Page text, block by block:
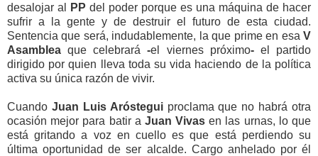
desalojar al
PP del poder porque es una máquina de hacer
sufrir a la gente y de destruir el futuro de esta ciudad.
Sentencia que será, indudablemente, la que prime en esa V
Asambleaque celebrará-el viernes próximo- el partido
dirigido por quien lleva toda su vida haciendo de la política
activa su única razón de vivir.
Cuando Juan Luis Aróstegui proclama que no habrá otra
ocasión mejor para batir a Juan Vivas en las urnas, lo que
está gritando a voz en cuello es que está perdiendo su
última oportunidad de ser alcalde. Cargo anhelado por él